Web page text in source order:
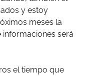
y estoy
meses la
será
el tiempo que